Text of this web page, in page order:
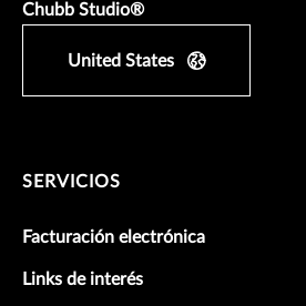
Chubb Studio®
United States
SERVICIOS
Facturación electrónica
Links de interés